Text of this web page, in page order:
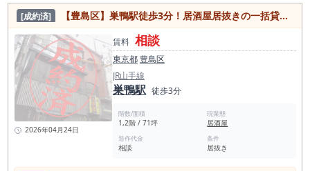
とさせていただきます。 広々とした37.5坪の空間で、お店やオ
フィスの夢を存分に広げることができます。 家賃は638,000円
とお求めやすく、保証金・敷金は8ヶ月分。 安心してスタート
できるよう、家賃保証会社への加入もご案内しております。 指
定の火災保険にも加入いただき、3年間の安心をお約束しま
す。営業時間は応相談で、あなたのビジネスプランに合わせて
柔軟に対応いたします。 引き渡しは即日可能です。 あなたの
ビジネスを絶好のスタート地点です。駅前ロータリーに隣接
し、日々多くの人々で賑わう本郷通りで、 あなたのビジネスが
輝くチャンスをぜひ掴んでください。 この物件は、夢を叶える
ための最適なステージを提供します。今すぐお問い合わせを。
駒込駅の店舗賃料相場情報（直近1年間） 平均坪単価
18,353円 最も高い坪単価 46,360円 最低坪単価 6,282円 一番多
[成約済] 【豊島区】巣鴨駅徒歩3分！居酒屋居抜きの一括貸し店舗物件
2026年04月24日
賃料 相談
東京都 豊島区
JR山手線
巣鴨駅 徒歩3分
階数/面積
1,2階 / 71坪
現業態
居酒屋
造作代金
相談
条件
居抜き